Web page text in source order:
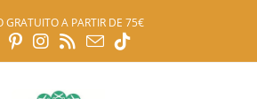
GRATUITO A PARTIR DE 75€